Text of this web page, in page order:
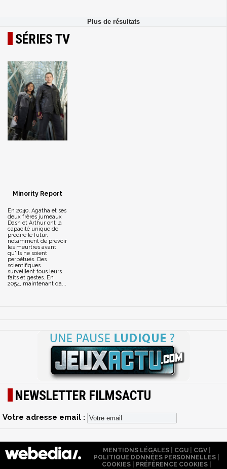
SÉRIES TV
Minority Report
En 2040, Agatha et ses
deux frères jumeaux
Dash et Arthur ont la
capacité unique de
prédire le futur,
notamment de prévoir
les meurtres avant
qu'ils ne soient
perpétués. Des
scientifiques
surveillent tous leurs
faits et gestes. En
2054, maintenant da...
NEWSLETTER FILMSACTU
Votre adresse email :
MENTIONS LÉGALES| CGU| CGV|
POLITIQUE DONNÉES PERSONNELLES
COOKIES
PRÉFÉRENCE COOKIES